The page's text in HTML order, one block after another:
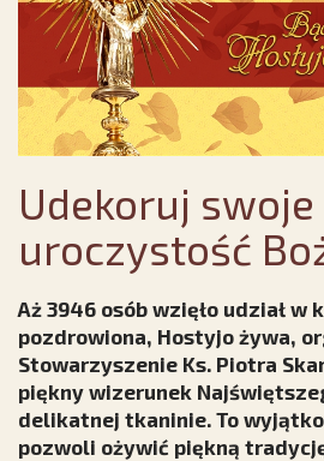
Udekoruj
uroczystość
Aż 3946 osób wzięło udział w
pozdrowiona, Hostyjo żywa,
Stowarzyszenie Ks. Piotra
piękny wizerunek
delikatnej tkaninie. To
pozwoli ożywić piękną